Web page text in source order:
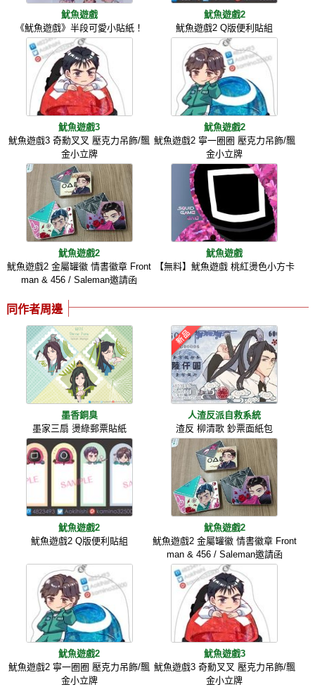
魷魚遊戲
《魷魚遊戲》半段可愛小貼紙！
魷魚遊戲2
魷魚遊戲2 Q版便利貼組
魷魚遊戲3
魷魚遊戲3 奇勳叉叉 壓克力吊飾/飄
金小立牌
魷魚遊戲2
魷魚遊戲2 寧一圈圈 壓克力吊飾/飄
金小立牌
魷魚遊戲2
魷魚遊戲2 金屬罐徽 情書徽章 Front
man & 456 / Saleman邀請函
魷魚遊戲
【無料】魷魚遊戲 桃紅燙色小方卡
同作者周邊
墨香銅臭
墨家三扇 燙綠郵票貼紙
人渣反派自救系統
渣反 柳清歌 鈔票面紙包
魷魚遊戲2
魷魚遊戲2 Q版便利貼組
魷魚遊戲2
魷魚遊戲2 金屬罐徽 情書徽章 Front
man & 456 / Saleman邀請函
魷魚遊戲2
魷魚遊戲2 寧一圈圈 壓克力吊飾/飄
金小立牌
魷魚遊戲3
魷魚遊戲3 奇勳叉叉 壓克力吊飾/飄
金小立牌